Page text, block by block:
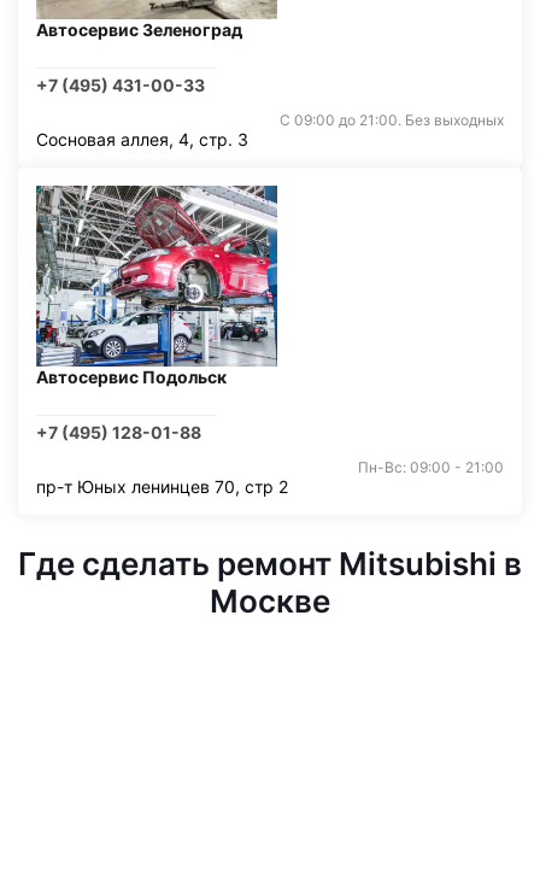
Автосервис Зеленоград
+7 (495) 431-00-33
С 09:00 до 21:00. Без выходных
Сосновая аллея, 4, стр. 3
Автосервис Подольск
+7 (495) 128-01-88
Пн-Вс: 09:00 - 21:00
пр-т Юных ленинцев 70, стр 2
Где сделать ремонт Mitsubishi в
Москве